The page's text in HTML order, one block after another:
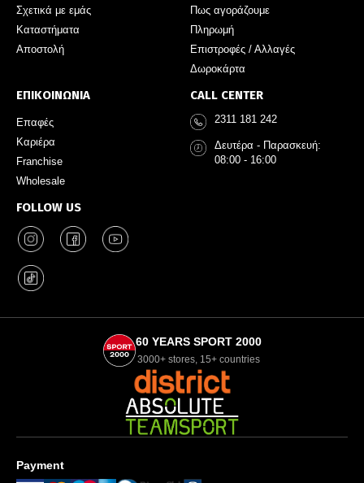
Σχετικά με εμάς
Καταστήματα
Αποστολή
Πως αγοράζουμε
Πληρωμή
Επιστροφές / Αλλαγές
Δωροκάρτα
ΕΠΙΚΟΙΝΩΝΙΑ
Επαφές
Καριέρα
Franchise
Wholesale
FOLLOW US
CALL CENTER
2311 181 242
Δευτέρα - Παρασκευή:
08:00 - 16:00
60 YEARS SPORT 2000
3000+ stores, 15+ countries
Payment